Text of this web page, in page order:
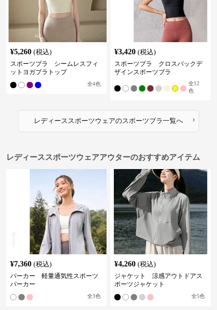
¥5,260 (税込)
スポーツブラ シームレスフィ
ットヨガブラトップ
全4色
¥3,420 (税込)
スポーツブラ クロスバックデ
ザインスポーツブラ
全12
色
レディーススポーツウェアのスポーツブラ一覧へ ›
レディーススポーツウェアアウターのおすすめアイテム
¥7,360 (税込)
パーカー 軽量通気性スポーツ
パーカー
全3色
¥4,260 (税込)
ジャケット 涼感アウトドアス
ポーツジャケット
全5色